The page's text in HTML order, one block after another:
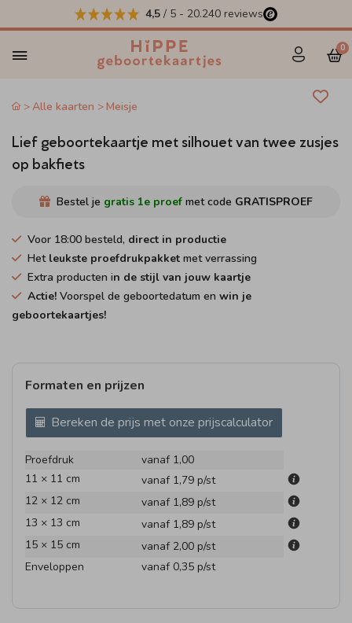
4,5 / 5 - 20.240 reviews
0
Alle kaarten Meisje
Lief geboortekaartje met silhouet van twee zusjes
op bakfiets
Bestel je gratis 1e proef met code GRATISPROEF
Voor 18:00 besteld, direct in productie
Het leukste proefdrukpakket met verrassing
Extra producten in de stijl van jouw kaartje
Actie! Voorspel de geboortedatum en win je
geboortekaartjes!
Formaten en prijzen
Bereken de prijs met onze prijscalculator
Proefdruk
vanaf 1,00
11 × 11 cm
vanaf 1,79 p/st
12 × 12 cm
vanaf 1,89 p/st
13 × 13 cm
vanaf 1,89 p/st
15 × 15 cm
vanaf 2,00 p/st
Enveloppen
vanaf 0,35 p/st